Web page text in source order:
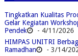
Tingkatkan Kualitas
Gelar Kegiatan
Pendek
- 4/11/2026
HIMPAS UNITRI
Ramadhan
- 3/14/